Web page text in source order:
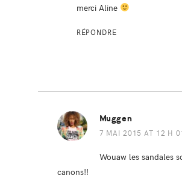
merci Aline
RÉPONDRE
Muggen
7 MAI 2015 AT 12 H
Wouaw les sandales
canons!!